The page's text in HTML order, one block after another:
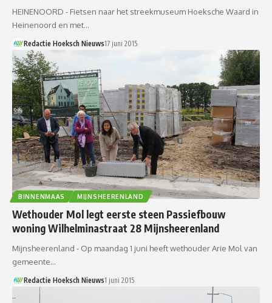
HEINENOORD - Fietsen naar het streekmuseum Hoeksche Waard in
Heinenoord en met…
Redactie Hoeksch Nieuws17 juni 2015
BINNENMAAS MIJNSHEERENLAND
Wethouder Mol legt eerste steen Passiefbouw
woning Wilhelminastraat 28 Mijnsheerenland
Mijnsheerenland - Op maandag 1 juni heeft wethouder Arie Mol van
gemeente…
Redactie Hoeksch Nieuws1 juni 2015